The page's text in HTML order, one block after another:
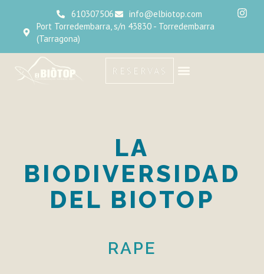
610307506
info@elbiotop.com
Port Torredembarra, s/n 43830 - Torredembarra
(Tarragona)
RESERVAS
LA
BIODIVERSIDAD
DEL BIOTOP
RAPE